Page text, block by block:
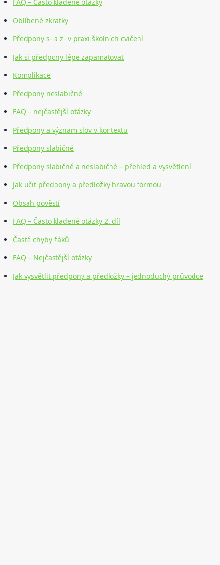
FAQ – Často kladené otázky
Oblíbené zkratky
Předpony s- a z- v praxi školních cvičení
Jak si předpony lépe zapamatovat
Komplikace
Předpony neslabičné
FAQ – nejčastější otázky
Předpony a význam slov v kontextu
Předpony slabičné
Předpony slabičné a neslabičné – přehled a vysvětlení
Jak učit předpony a předložky hravou formou
Obsah pověstí
FAQ – Často kladené otázky 2. díl
Časté chyby žáků
FAQ – Nejčastější otázky
Jak vysvětlit předpony a předložky – jednoduchý průvodce